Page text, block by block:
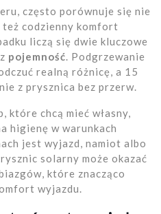
często porównuje się nie
codzienny komfort
liczą się dwie kluczowe
pojemność . Podgrzewanie
realną różnicę, a 15
z prysznica bez przerw.
które chcą mieć własny,
higienę w warunkach
jest wyjazd, namiot albo
solarny może okazać
które znacząco
wyjazdu.